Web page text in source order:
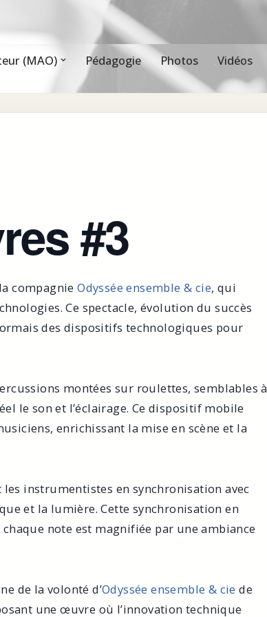
(MAO) Pédagogie Photos Vidéos
#3
compagnieOdyssée ensemble & cie, qui
Ce spectacle, évolution du succès
des dispositifs technologiques pour
montées sur roulettes, semblables à
le son et l’éclairage. Ce dispositif mobile
enrichissant la mise en scène et la
instrumentistes en synchronisation avec
et la lumière. Cette synchronisation en
note est magnifiée par une ambiance
de la volonté d’Odyssée ensemble & cie de
une œuvre où l’innovation technique